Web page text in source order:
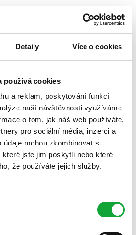
Detaily Více o cookies
používá cookies
a reklam, poskytování funkcí
naší návštěvnosti využíváme
o tom, jak náš web používáte,
pro sociální média, inzerci a
údaje mohou zkombinovat s
jste jim poskytli nebo které
že používáte jejich služby.